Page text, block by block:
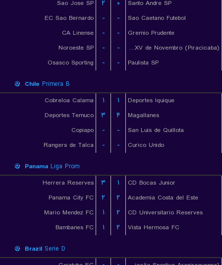
Sao Jose SP ۲ ۰
Santo Andre SP
EC Sao Bernardo
- -
Sao Caetano Futebol
CA Linense
- -
Gremio Prudente
Noroeste SP
- -
EC XV de Novembro (Piracicaba)
Osasco Sporting
- - Paulista SP
Chile Primera B
Cobreloa Calama
۱ ۱
Deportes Iquique
Deportes Temuco
۳ ۴
Magallanes
Copiapo
- -
San Luis de Quillota
Rangers de Talca
- - Curico Unido
Panama Liga Prom
Herrera Reserves
۳ ۱
CD Bocas Junior
Panama City FC
۲ ۲
Academia Costa del Este
Mario Mendez FC
۱ ۲
CD Universitario Reserves
Bambanes FC
۱ ۲ Vista Hermosa FC
Brazil Serie D